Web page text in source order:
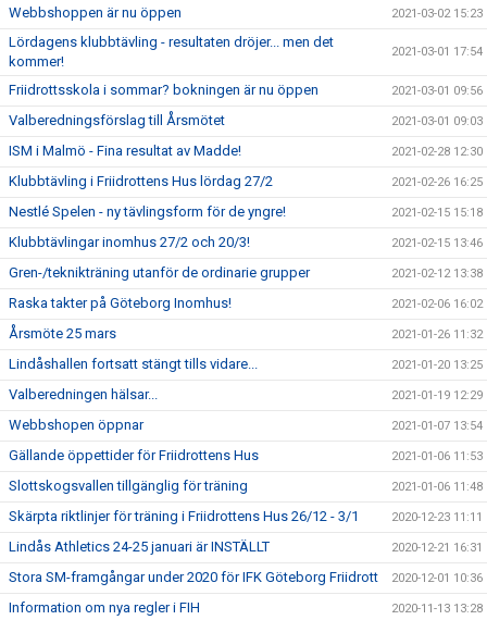
Webbshoppen är nu öppen 2021-03-02 15:23
Lördagens klubbtävling - resultaten dröjer... men det
kommer!
2021-03-01 17:54
Friidrottsskola i sommar? bokningen är nu öppen 2021-03-01 09:56
Valberedningsförslag till Årsmötet 2021-03-01 09:03
ISM i Malmö - Fina resultat av Madde! 2021-02-28 12:30
Klubbtävling i Friidrottens Hus lördag 27/2 2021-02-26 16:25
Nestlé Spelen - ny tävlingsform för de yngre! 2021-02-15 15:18
Klubbtävlingar inomhus 27/2 och 20/3! 2021-02-15 13:46
Gren-/teknikträning utanför de ordinarie grupper 2021-02-12 13:38
Raska takter på Göteborg Inomhus! 2021-02-06 16:02
Årsmöte 25 mars 2021-01-26 11:32
Lindåshallen fortsatt stängt tills vidare... 2021-01-20 13:25
Valberedningen hälsar... 2021-01-19 12:29
Webbshopen öppnar 2021-01-07 13:54
Gällande öppettider för Friidrottens Hus 2021-01-06 11:53
Slottskogsvallen tillgänglig för träning 2021-01-06 11:48
Skärpta riktlinjer för träning i Friidrottens Hus 26/12 - 3/1 2020-12-23 11:11
Lindås Athletics 24-25 januari är INSTÄLLT 2020-12-21 16:31
Stora SM-framgångar under 2020 för IFK Göteborg Friidrott 2020-12-01 10:36
Information om nya regler i FIH 2020-11-13 13:28